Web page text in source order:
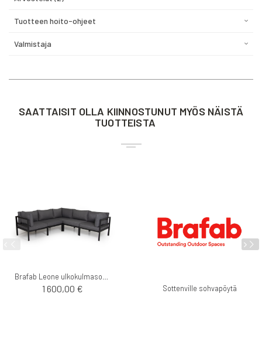
Tuotteen hoito-ohjeet
Valmistaja
SAATTAISIT OLLA KIINNOSTUNUT MYÖS NÄISTÄ
TUOTTEISTA
1 600,00 € Sottenville sohvapöytä